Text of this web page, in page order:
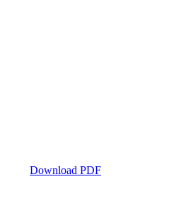
Download PDF